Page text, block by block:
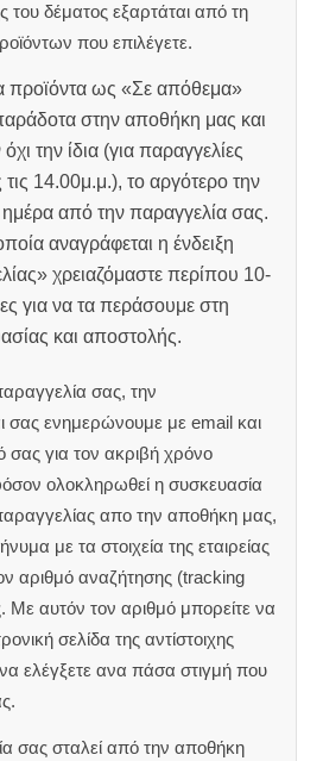
δέματος εξαρτάται από τη
που επιλέγετε.
προϊόντα ως «Σε απόθεμα»
στην αποθήκη μας και
την ίδια (για παραγγελίες
14.00μ.μ.), το αργότερο την
από την παραγγελία σας.
αναγράφεται η ένδειξη
χρειαζόμαστε περίπου 10-
για να τα περάσουμε στη
και αποστολής.
σας, την
σας ενημερώνουμε με email και
σας για τον ακριβή χρόνο
ολοκληρωθεί η συσκευασία
απο την αποθήκη μας,
με τα στοιχεία της εταιρείας
αριθμό αναζήτησης (tracking
Με αυτόν τον αριθμό μπορείτε να
σελίδα της αντίστοιχης
να ελέγξετε ανα πάσα στιγμή που
σας σταλεί από την αποθήκη